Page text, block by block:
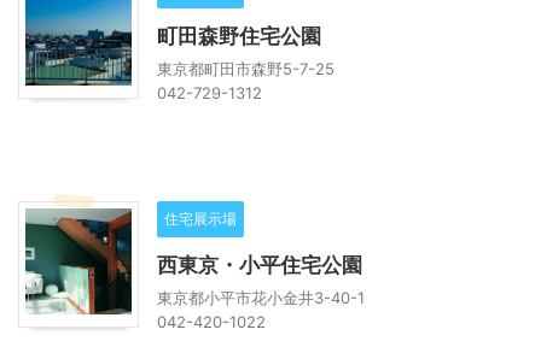
町田森野住宅公園
東京都町田市森野5-7-25
042-729-1312
住宅展示場
西東京・小平住宅公園
東京都小平市花小金井3-40-1
042-420-1022